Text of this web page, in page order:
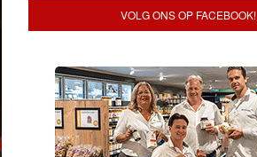
VOLG ONS OP FACEBOOK!